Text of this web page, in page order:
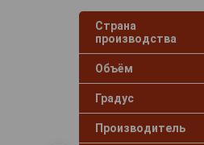
Страна
производства
Объём
Градус
Производитель